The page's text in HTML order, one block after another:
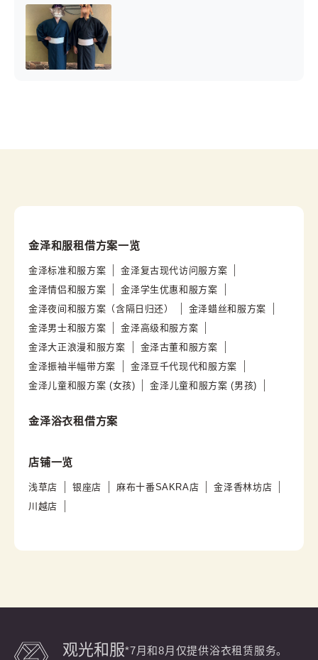
金泽和服租借方案一览
金泽标准和服方案
金泽复古现代访问服方案
金泽情侣和服方案
金泽学生优惠和服方案
金泽夜间和服方案（含隔日归还）
金泽蜡丝和服方案
金泽男士和服方案
金泽高级和服方案
金泽大正浪漫和服方案
金泽古董和服方案
金泽振袖半幅带方案
金泽豆千代现代和服方案
金泽儿童和服方案 (女孩)
金泽儿童和服方案 (男孩)
金泽浴衣租借方案
店铺一览
浅草店 银座店 麻布十番SAKRA店
金泽香林坊店
川越店
观光和服*7月和8月仅提供浴衣租赁服务。